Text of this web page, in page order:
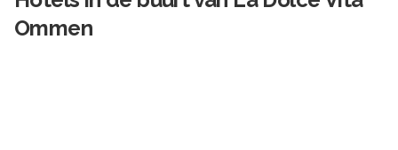
Ommen